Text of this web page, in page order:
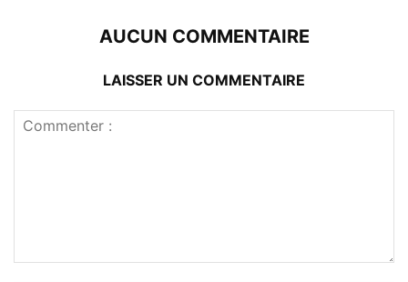
AUCUN COMMENTAIRE
LAISSER UN COMMENTAIRE